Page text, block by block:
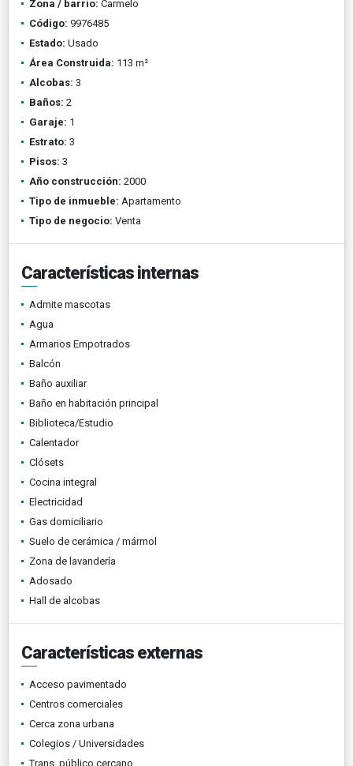
Zona / barrio: Carmelo
Código: 9976485
Estado: Usado
Área Construida: 113 m²
Alcobas: 3
Baños: 2
Garaje: 1
Estrato: 3
Pisos: 3
Año construcción: 2000
Tipo de inmueble: Apartamento
Tipo de negocio: Venta
Características internas
Admite mascotas
Agua
Armarios Empotrados
Balcón
Baño auxiliar
Baño en habitación principal
Biblioteca/Estudio
Calentador
Clósets
Cocina integral
Electricidad
Gas domiciliario
Suelo de cerámica / mármol
Zona de lavandería
Adosado
Hall de alcobas
Características externas
Acceso pavimentado
Centros comerciales
Cerca zona urbana
Colegios / Universidades
Trans. público cercano